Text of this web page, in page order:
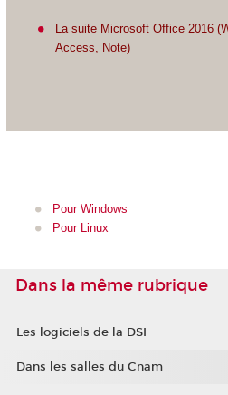
La suite Microsoft Office 2016
Access, Note)
Pour Windows
Pour Linux
Dans la même rubrique
Les logiciels de la DSI
Dans les salles du Cnam